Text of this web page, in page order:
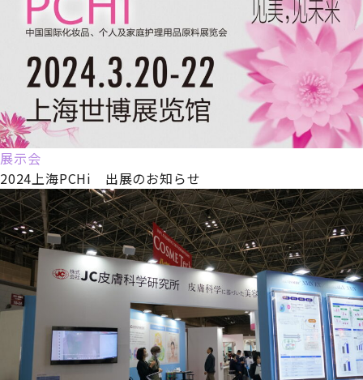
展示会
2024上海PCHi 出展のお知らせ